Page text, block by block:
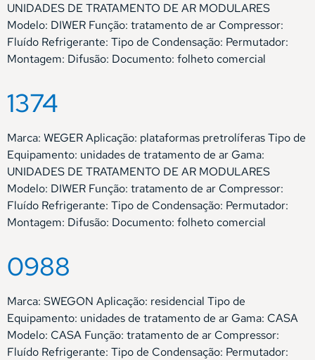
UNIDADES DE TRATAMENTO DE AR MODULARES
Modelo: DIWER Função: tratamento de ar Compressor:
Fluído Refrigerante: Tipo de Condensação: Permutador:
Montagem: Difusão: Documento: folheto comercial
1374
Marca: WEGER Aplicação: plataformas pretrolíferas Tipo de
Equipamento: unidades de tratamento de ar Gama:
UNIDADES DE TRATAMENTO DE AR MODULARES
Modelo: DIWER Função: tratamento de ar Compressor:
Fluído Refrigerante: Tipo de Condensação: Permutador:
Montagem: Difusão: Documento: folheto comercial
0988
Marca: SWEGON Aplicação: residencial Tipo de
Equipamento: unidades de tratamento de ar Gama: CASA
Modelo: CASA Função: tratamento de ar Compressor:
Fluído Refrigerante: Tipo de Condensação: Permutador: